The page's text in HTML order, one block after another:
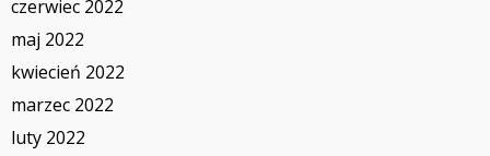
czerwiec 2022
maj 2022
kwiecień 2022
marzec 2022
luty 2022